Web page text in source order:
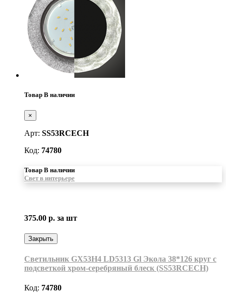
Товар В наличии
×
Арт: SS53RCECH
Код: 74780
Товар В наличии
Свет в интерьере
375.00 р. за шт
Закрыть
Светильник GX53H4 LD5313 Gl Экола 38*126 круг с
подсветкой хром-серебряный блеск (SS53RCECH)
Код: 74780